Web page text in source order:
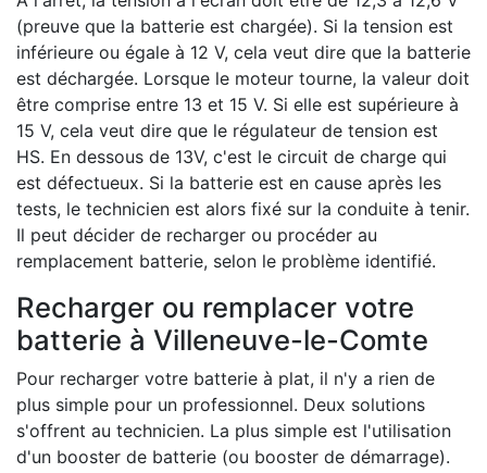
(preuve que la batterie est chargée). Si la tension est
inférieure ou égale à 12 V, cela veut dire que la batterie
est déchargée. Lorsque le moteur tourne, la valeur doit
être comprise entre 13 et 15 V. Si elle est supérieure à
15 V, cela veut dire que le régulateur de tension est
HS. En dessous de 13V, c'est le circuit de charge qui
est défectueux. Si la batterie est en cause après les
tests, le technicien est alors fixé sur la conduite à tenir.
Il peut décider de recharger ou procéder au
remplacement batterie, selon le problème identifié.
Recharger ou remplacer votre
batterie à Villeneuve-le-Comte
Pour recharger votre batterie à plat, il n'y a rien de
plus simple pour un professionnel. Deux solutions
s'offrent au technicien. La plus simple est l'utilisation
d'un booster de batterie (ou booster de démarrage).